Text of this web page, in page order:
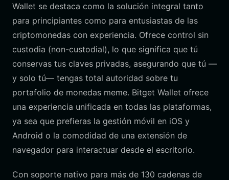
Wallet se destaca como la solución integral tanto
para principiantes como para entusiastas de las
criptomonedas con experiencia. Ofrece control sin
custodia (non-custodial), lo que significa que tú
conservas tus claves privadas, asegurando que tú —
y solo tú— tengas total autoridad sobre tu
portafolio de monedas meme. Bitget Wallet ofrece
una experiencia unificada en todas las plataformas,
ya sea que prefieras la gestión móvil en iOS y
Android o la comodidad de una extensión de
navegador para interactuar desde el escritorio.
Con soporte nativo para más de 130 cadenas de